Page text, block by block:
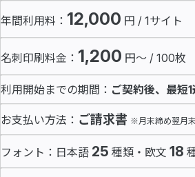
年間利用料： 12,000 円 / 1サイト
名刺印刷料金： 1,200 円～ / 100枚
利用開始までの期間： ご契約後、最短
お支払い方法： ご請求書 ※月末締め翌月
フォント：日本語 25 種類・欧文 18